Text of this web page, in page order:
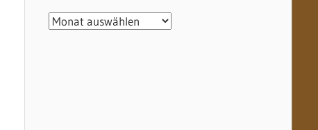
Beitragsarchiv